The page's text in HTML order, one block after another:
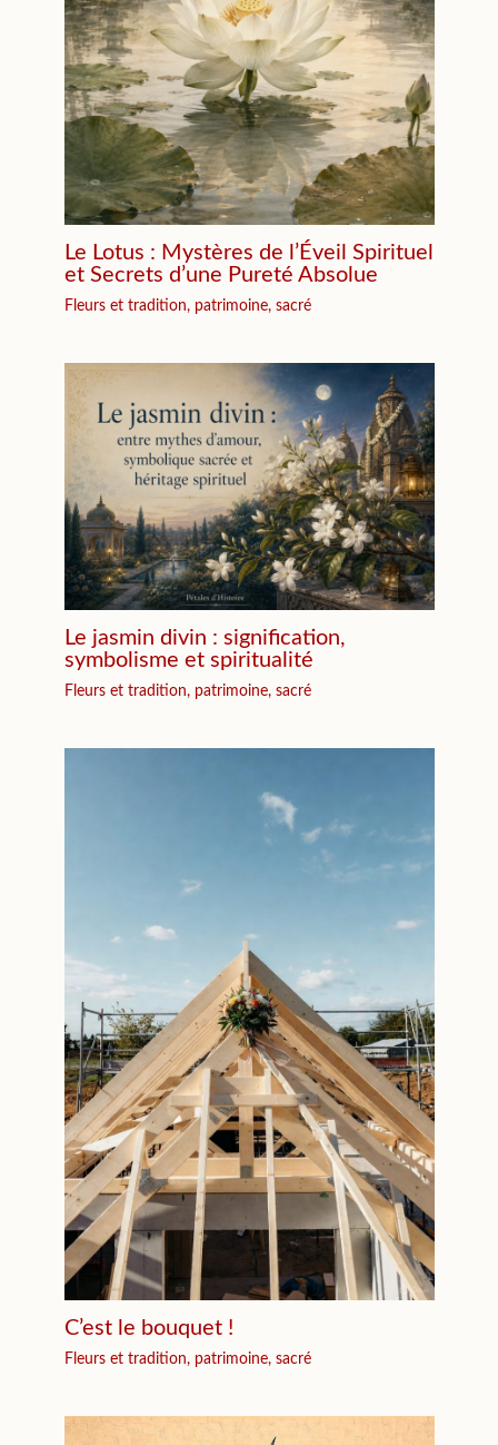
Le Lotus : Mystères de l’Éveil Spirituel
et Secrets d’une Pureté Absolue
Fleurs et tradition, patrimoine, sacré
Le jasmin divin : signification,
symbolisme et spiritualité
Fleurs et tradition, patrimoine, sacré
C’est le bouquet !
Fleurs et tradition, patrimoine, sacré